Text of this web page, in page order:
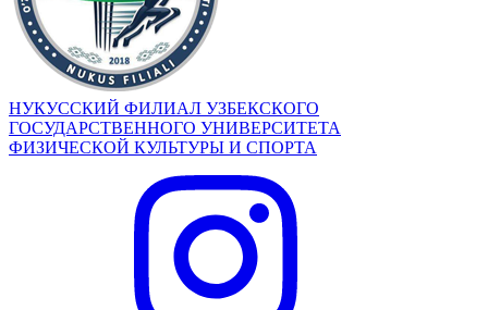
НУКУССКИЙ ФИЛИАЛ УЗБЕКСКОГО
ГОСУДАРСТВЕННОГО УНИВЕРСИТЕТА
ФИЗИЧЕСКОЙ КУЛЬТУРЫ И СПОРТА